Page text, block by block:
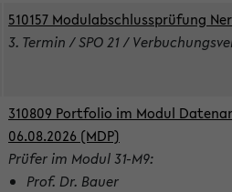
510157 Modulabschlussprüfung
3. Termin / SPO 21 /
310809 Portfolio im Modul
06.08.2026 (MDP)
Prüfer im Modul 31-M9:
Prof. Dr. Bauer